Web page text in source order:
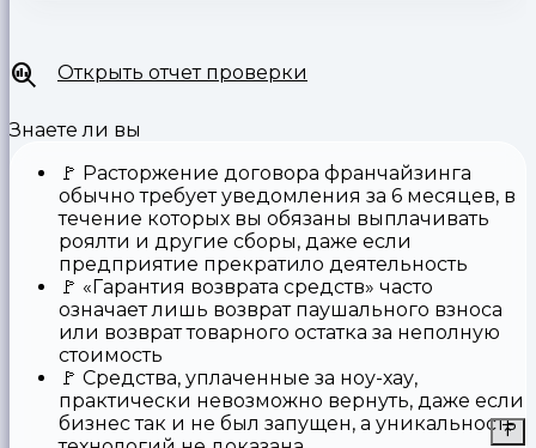
Открыть отчет проверки
Знаете ли вы
🚩 Расторжение договора франчайзинга
обычно требует уведомления за 6 месяцев, в
течение которых вы обязаны выплачивать
роялти и другие сборы, даже если
предприятие прекратило деятельность
🚩 «Гарантия возврата средств» часто
означает лишь возврат паушального взноса
или возврат товарного остатка за неполную
стоимость
🚩 Средства, уплаченные за ноу-хау,
практически невозможно вернуть, даже если
бизнес так и не был запущен, а уникальность